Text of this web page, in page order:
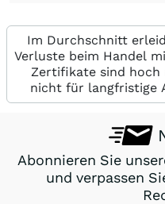
Im Durchschnitt
Verluste beim Handel
Zertifikate sind hoch
nicht für langfristige
Abonnieren Sie
und verpassen